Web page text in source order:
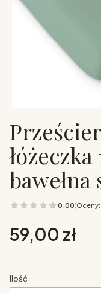
bawełna
0.00
Cena
59,00 zł
Ilość